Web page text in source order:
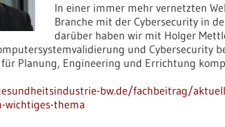
In einer immer mehr vernetzten
Branche mit der Cybersecurity in
darüber haben wir mit Holger
und Cybersecurity
Planung, Engineering und Errichtung
bw.de/fachbeitrag/
wichtiges-thema